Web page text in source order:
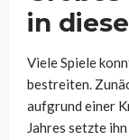
in
Viele Spiele
bestreiten.
aufgrund einer
Jahres setzte